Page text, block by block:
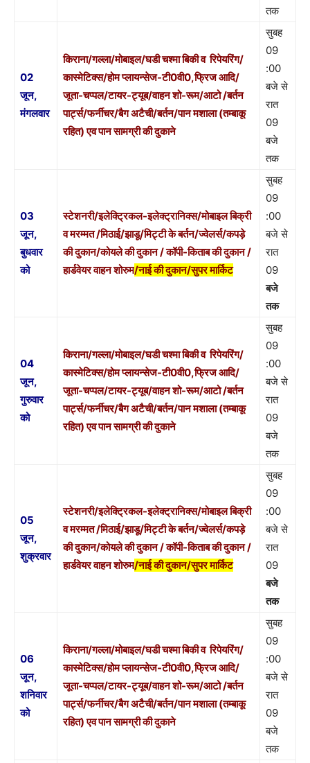
तक
02
जून,
मंगलवार
किराना/गल्ला/मोबाइल/घडी चश्मा बिकी व रिपेयरिंग/
कास्मेटिक्स/होम प्लायन्सेज-टी0वी0,फ्रिज आदि/
जूता-चप्पल/टायर-ट्यूब/वाहन शो-रूम/आटो /बर्तन
पार्ट्स/फर्नीचर/बैग अटैची/बर्तन/पान मशाला (तम्बाकू
रहित) एव पान सामग्री की दुकाने
सुबह
09
:00
बजे से
रात
09
बजे
तक
03
जून,
बुधवार
को
स्टेशनरी/इलेक्ट्रिकल-इलेक्ट्रानिक्स/मोबाइल बिक्री
व मरम्मत /मिठाई/झाडू/मिट्टी के बर्तन/ज्वेलर्स/कपड़े
की दुकान/कोयले की दुकान / कॉपी-किताब की दुकान /
हार्डवेयर वाहन शोरुम/नाई की दुकान/सुपर मार्किट
सुबह
09
:00
बजे से
रात
09
बजे
तक
04
जून,
गुरुवार
को
किराना/गल्ला/मोबाइल/घडी चश्मा बिकी व रिपेयरिंग/
कास्मेटिक्स/होम प्लायन्सेज-टी0वी0,फ्रिज आदि/
जूता-चप्पल/टायर-ट्यूब/वाहन शो-रूम/आटो /बर्तन
पार्ट्स/फर्नीचर/बैग अटैची/बर्तन/पान मशाला (तम्बाकू
रहित) एव पान सामग्री की दुकाने
सुबह
09
:00
बजे से
रात
09
बजे
तक
05
जून,
शुक्रवार
स्टेशनरी/इलेक्ट्रिकल-इलेक्ट्रानिक्स/मोबाइल बिक्री
व मरम्मत /मिठाई/झाडू/मिट्टी के बर्तन/ज्वेलर्स/कपड़े
की दुकान/कोयले की दुकान / कॉपी-किताब की दुकान /
हार्डवेयर वाहन शोरुम/नाई की दुकान/सुपर मार्किट
सुबह
09
:00
बजे से
रात
09
बजे
तक
06
जून,
शनिवार
को
किराना/गल्ला/मोबाइल/घडी चश्मा बिकी व रिपेयरिंग/
कास्मेटिक्स/होम प्लायन्सेज-टी0वी0,फ्रिज आदि/
जूता-चप्पल/टायर-ट्यूब/वाहन शो-रूम/आटो /बर्तन
पार्ट्स/फर्नीचर/बैग अटैची/बर्तन/पान मशाला (तम्बाकू
रहित) एव पान सामग्री की दुकाने
सुबह
09
:00
बजे से
रात
09
बजे
तक